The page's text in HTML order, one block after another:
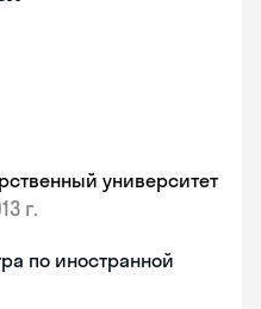
университет
г.
по иностранной